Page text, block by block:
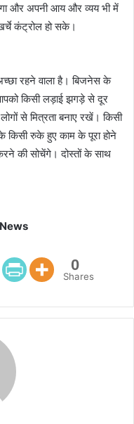
और अपनी आय और व्यय भी में
कंट्रोल हो सके।
रहने वाला है। बिजनेस के
किसी लड़ाई झगड़े से दूर
से मित्रता बनाए रखें। किसी
रुके हुए काम के पूरा होने
की सोचेंगे। दोस्तों के साथ
0
Shares